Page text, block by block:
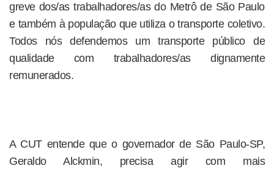
greve dos/as trabalhadores/as do Metrô de São Paulo
e também à população que utiliza o transporte coletivo.
Todos nós defendemos um transporte público de
qualidade com trabalhadores/as dignamente
remunerados.
A CUT entende que o governador de São Paulo-SP,
Geraldo Alckmin, precisa agir com mais